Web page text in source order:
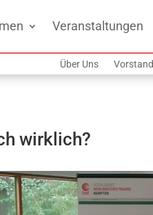
Veranstaltungen
Über Uns Vorstand
wirklich?